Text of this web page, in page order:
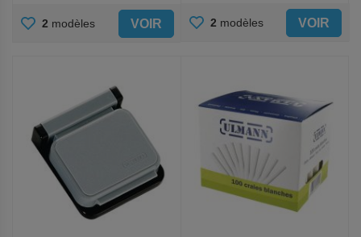
AJOUTER
2 modèles VOIR AJOUTER
2 modèles VOIR